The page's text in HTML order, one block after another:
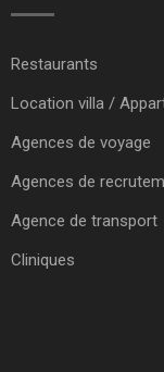
Restaurants
Location villa /
Agences de voyage
Agences de
Agence de transport
Cliniques